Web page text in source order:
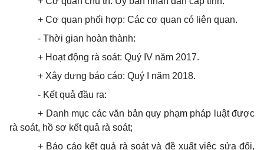
+ Cơ quan phối hợp: Các cơ quan có liên quan.
- Thời gian hoàn thành:
+ Hoạt động rà soát: Quý IV năm 2017.
+ Xây dựng báo cáo: Quý I năm 2018.
- Kết quả đầu ra:
+ Danh mục các văn bản quy phạm pháp luật được
rà soát, hồ sơ kết quả rà soát;
+ Báo cáo kết quả rà soát và đề xuất việc sửa đổi,